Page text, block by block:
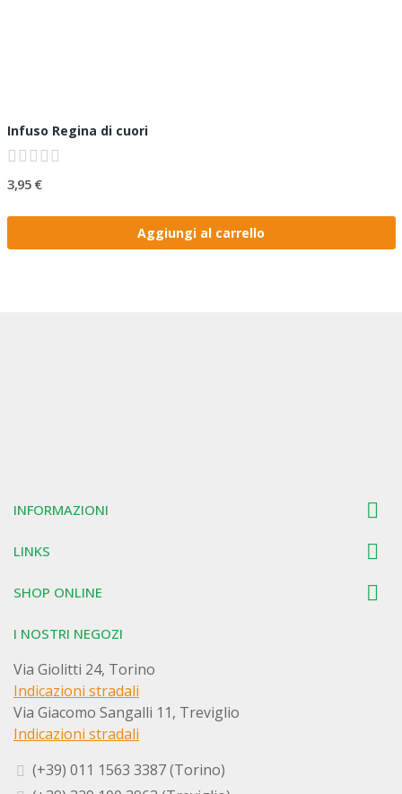
Infuso Regina di cuori
3,95 €
Aggiungi al carrello
INFORMAZIONI 
LINKS 
SHOP ONLINE 
I NOSTRI NEGOZI
Via Giolitti 24, Torino
Indicazioni stradali
Via Giacomo Sangalli 11, Treviglio
Indicazioni stradali
(+39) 011 1563 3387 (Torino)